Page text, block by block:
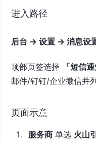
进入路径
后台 → 设置 → 消息设
顶部页签选择 「短信
邮件/钉钉/企业微信并列
页面示意
服务商 单选 火山